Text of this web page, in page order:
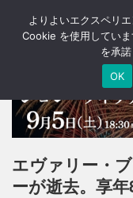
エヴァリー・
ーが逝去。享
よりよいエクスペリ
Cookie を使用してい
を承
OK